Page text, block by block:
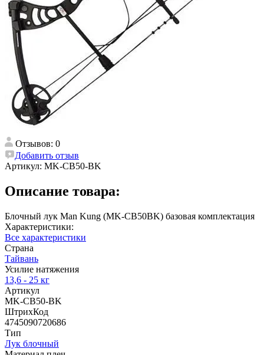
Отзывов: 0
Добавить отзыв
Артикул: MK-CB50-BK
Описание товара:
Блочный лук Man Kung (MK-CB50BK) базовая комплектация
Характеристики:
Все характеристики
Страна
Тайвань
Усилие натяжения
13,6 - 25 кг
Артикул
MK-CB50-BK
ШтрихКод
4745090720686
Тип
Лук блочный